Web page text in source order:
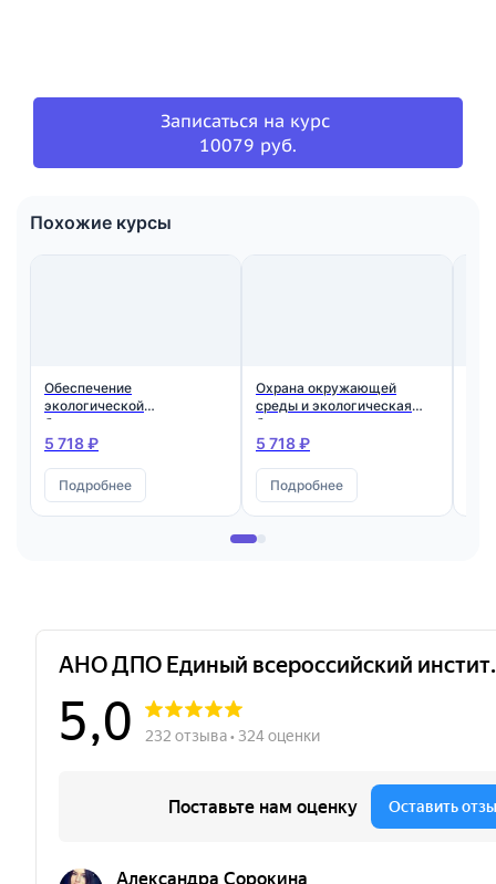
Записаться на курс
10079 руб.
Похожие курсы
Обеспечение
экологической
безопасности
руководителями и
общехозяйственных
систем управления
5 718 ₽
Подробнее
Охрана окружающей
среды и экологическая
безопасность для
руководителей и
5 718 ₽
Подробнее